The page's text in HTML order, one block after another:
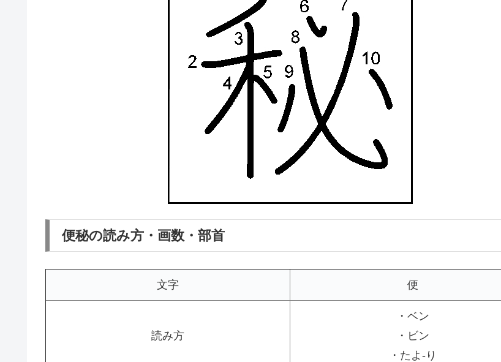
便秘の読み方・画数・部首
文字 便
読み方
・ベン
・ビン
・たよ-り